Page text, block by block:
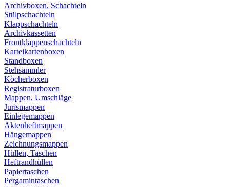
Archivboxen, Schachteln
Stülpschachteln
Klappschachteln
Archivkassetten
Frontklappenschachteln
Karteikartenboxen
Standboxen
Stehsammler
Köcherboxen
Registraturboxen
Mappen, Umschläge
Jurismappen
Einlegemappen
Aktenheftmappen
Hängemappen
Zeichnungsmappen
Hüllen, Taschen
Heftrandhüllen
Papiertaschen
Pergamintaschen